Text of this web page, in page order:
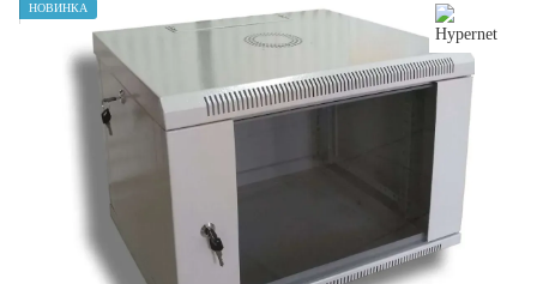
НОВИНКА